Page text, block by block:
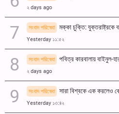
২ days ago
সংবাদ পরিষেবা মক্কা চুক্তি: যুক্তরাষ্ট্রকে
Yesterday ১১:৫২
সংবাদ পরিষেবা পবিত্র কারবালায় বাইনুল-
২ days ago
সংবাদ পরিষেবা সারা বিশ্বকে এক করলেও
Yesterday ১৩:৪২